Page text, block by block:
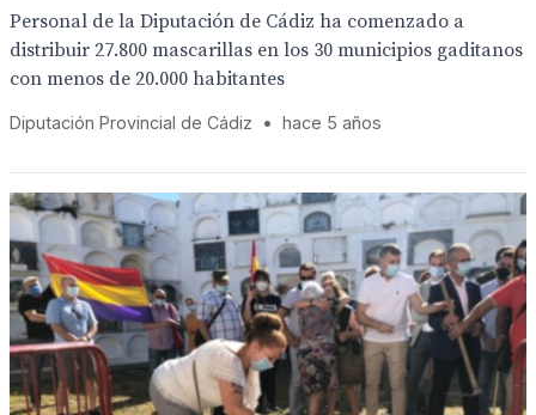
Personal de la Diputación de Cádiz ha comenzado a
distribuir 27.800 mascarillas en los 30 municipios gaditanos
con menos de 20.000 habitantes
Diputación Provincial de Cádiz • hace 5 años